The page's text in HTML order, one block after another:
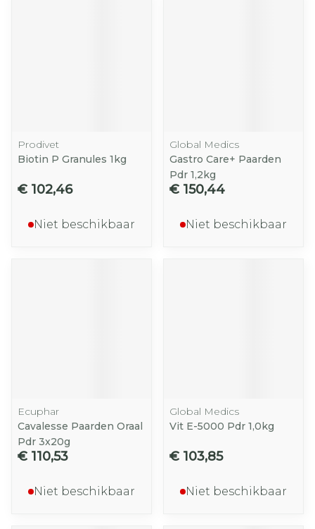
Prodivet
Biotin P Granules 1kg
€ 102,46
Niet beschikbaar
Global Medics
Gastro Care+ Paarden
Pdr 1,2kg
€ 150,44
Niet beschikbaar
Ecuphar
Cavalesse Paarden Oraal
Pdr 3x20g
€ 110,53
Niet beschikbaar
Global Medics
Vit E-5000 Pdr 1,0kg
€ 103,85
Niet beschikbaar